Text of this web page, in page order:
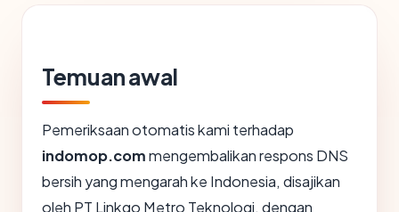
Temuan awal
Pemeriksaan otomatis kami terhadap
indomop.commengembalikan respons DNS
bersih yang mengarah ke Indonesia, disajikan
oleh PT Linkgo Metro Teknologi, dengan